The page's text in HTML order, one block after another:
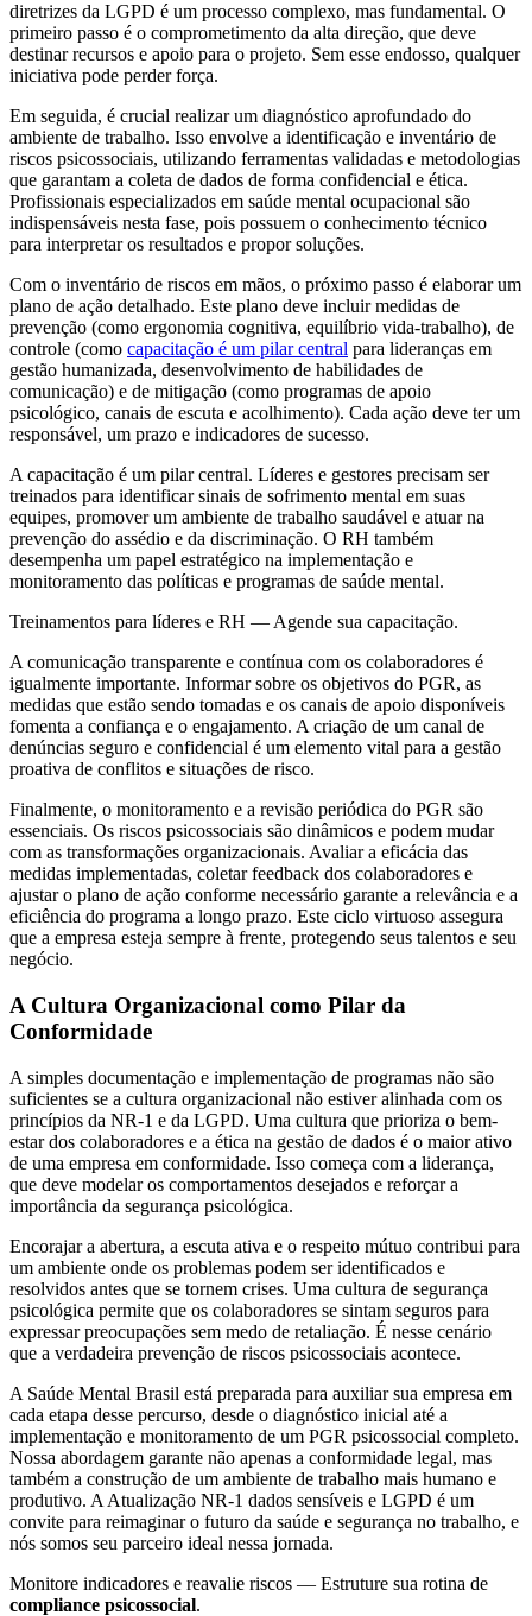
diretrizes da LGPD é um processo complexo, mas fundamental. O
primeiro passo é o comprometimento da alta direção, que deve
destinar recursos e apoio para o projeto. Sem esse endosso, qualquer
iniciativa pode perder força.
Em seguida, é crucial realizar um diagnóstico aprofundado do
ambiente de trabalho. Isso envolve a identificação e inventário de
riscos psicossociais, utilizando ferramentas validadas e metodologias
que garantam a coleta de dados de forma confidencial e ética.
Profissionais especializados em saúde mental ocupacional são
indispensáveis nesta fase, pois possuem o conhecimento técnico
para interpretar os resultados e propor soluções.
Com o inventário de riscos em mãos, o próximo passo é elaborar um
plano de ação detalhado. Este plano deve incluir medidas de
prevenção (como ergonomia cognitiva, equilíbrio vida-trabalho), de
controle (como capacitação é um pilar central para lideranças em
gestão humanizada, desenvolvimento de habilidades de
comunicação) e de mitigação (como programas de apoio
psicológico, canais de escuta e acolhimento). Cada ação deve ter um
responsável, um prazo e indicadores de sucesso.
A capacitação é um pilar central. Líderes e gestores precisam ser
treinados para identificar sinais de sofrimento mental em suas
equipes, promover um ambiente de trabalho saudável e atuar na
prevenção do assédio e da discriminação. O RH também
desempenha um papel estratégico na implementação e
monitoramento das políticas e programas de saúde mental.
Treinamentos para líderes e RH — Agende sua capacitação.
A comunicação transparente e contínua com os colaboradores é
igualmente importante. Informar sobre os objetivos do PGR, as
medidas que estão sendo tomadas e os canais de apoio disponíveis
fomenta a confiança e o engajamento. A criação de um canal de
denúncias seguro e confidencial é um elemento vital para a gestão
proativa de conflitos e situações de risco.
Finalmente, o monitoramento e a revisão periódica do PGR são
essenciais. Os riscos psicossociais são dinâmicos e podem mudar
com as transformações organizacionais. Avaliar a eficácia das
medidas implementadas, coletar feedback dos colaboradores e
ajustar o plano de ação conforme necessário garante a relevância e a
eficiência do programa a longo prazo. Este ciclo virtuoso assegura
que a empresa esteja sempre à frente, protegendo seus talentos e seu
negócio.
A Cultura Organizacional como Pilar da
Conformidade
A simples documentação e implementação de programas não são
suficientes se a cultura organizacional não estiver alinhada com os
princípios da NR-1 e da LGPD. Uma cultura que prioriza o bem-
estar dos colaboradores e a ética na gestão de dados é o maior ativo
de uma empresa em conformidade. Isso começa com a liderança,
que deve modelar os comportamentos desejados e reforçar a
importância da segurança psicológica.
Encorajar a abertura, a escuta ativa e o respeito mútuo contribui para
um ambiente onde os problemas podem ser identificados e
resolvidos antes que se tornem crises. Uma cultura de segurança
psicológica permite que os colaboradores se sintam seguros para
expressar preocupações sem medo de retaliação. É nesse cenário
que a verdadeira prevenção de riscos psicossociais acontece.
A Saúde Mental Brasil está preparada para auxiliar sua empresa em
cada etapa desse percurso, desde o diagnóstico inicial até a
implementação e monitoramento de um PGR psicossocial completo.
Nossa abordagem garante não apenas a conformidade legal, mas
também a construção de um ambiente de trabalho mais humano e
produtivo. A Atualização NR-1 dados sensíveis e LGPD é um
convite para reimaginar o futuro da saúde e segurança no trabalho, e
nós somos seu parceiro ideal nessa jornada.
Monitore indicadores e reavalie riscos — Estruture sua rotina de
compliance psicossocial.